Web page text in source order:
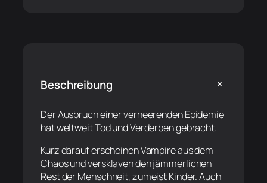
Beschreibung +
Der Ausbruch einer verheerenden Epidemie
hat weltweit Tod und Verderben gebracht.
Kurz darauf erscheinen Vampire aus dem
Chaos und versklaven den jämmerlichen
Rest der Menschheit, zumeist Kinder. Auch